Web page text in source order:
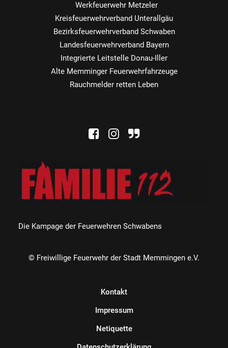
Die Kampage der Feuerwehren Schwabens
Werkfeuerwehr Metzeler
Kreisfeuerwehrverband Unterallgäu
Bezirksfeuerwehrverband Schwaben
Landesfeuerwehrverband Bayern
Integrierte Leitstelle Donau-Iller
Alte Memminger Feuerwehrfahrzeuge
Rauchmelder retten Leben
© Freiwillige Feuerwehr der Stadt Memmingen e.V.
Kontakt
Impressum
Netiquette